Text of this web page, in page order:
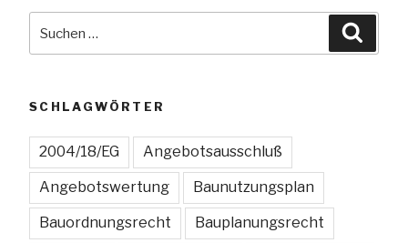
von
Bauaufträgen
Angaben
beruflichen
der
verantwortlichen
Mitarbeiter
verlangt
werden?“
nach:
SCHLAGWÖRTER
2004/18/EG Angebotsausschluß
Angebotswertung Baunutzungsplan
Bauordnungsrecht Bauplanungsrecht